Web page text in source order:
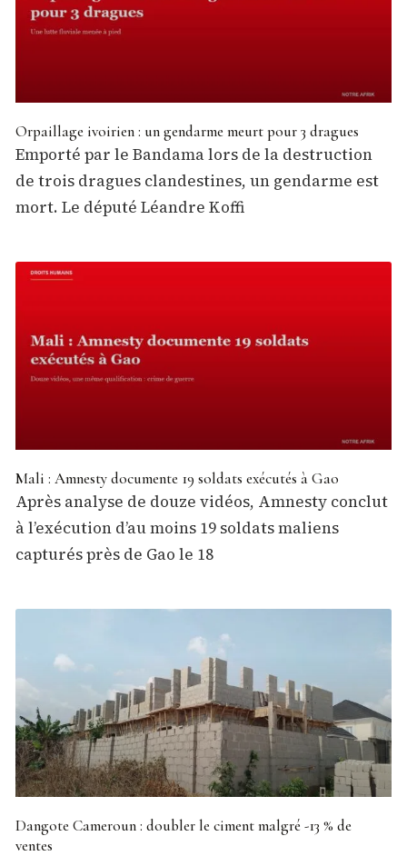
Orpaillage ivoirien : un gendarme meurt pour 3 dragues
Emporté par le Bandama lors de la destruction
de trois dragues clandestines, un gendarme est
mort. Le député Léandre Koffi
Mali : Amnesty documente 19 soldats exécutés à Gao
Après analyse de douze vidéos, Amnesty conclut
à l’exécution d’au moins 19 soldats maliens
capturés près de Gao le 18
Dangote Cameroun : doubler le ciment malgré -13 % de
ventes